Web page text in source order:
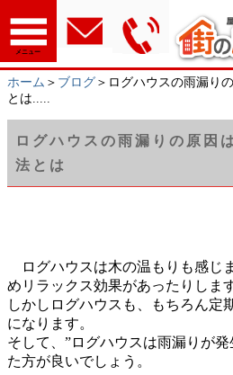
メニュー
ホーム ＞ ブログ ＞ログハウスの雨漏り
とは.....
ログハウスの雨漏りの原因
法とは
ログハウスは木の温もりも感じ
めリラックス効果があったりしま
しかしログハウスも、もちろん定
になります。
そして、”ログハウスは雨漏りが
た方が良いでしょう。